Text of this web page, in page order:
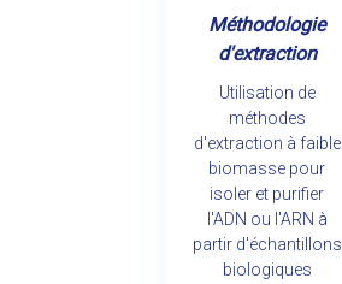
Méthodologie
d'extraction
Utilisation de
méthodes
d'extraction à faible
biomasse pour
isoler et purifier
l'ADN ou l'ARN à
partir d'échantillons
biologiques